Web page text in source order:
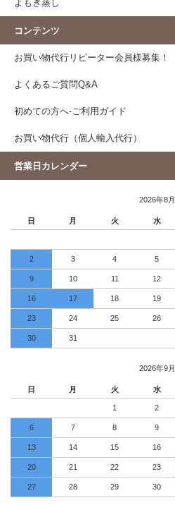
よもぎ蒸し
コンテンツ
お買い物代行リピーター会員様募集！
よくあるご質問Q&A
初めての方へ-ご利用ガイド
お買い物代行（個人輸入代行）
営業日カレンダー
2026年8月
日 月 火 水
2 3 4 5
9 10 11 12
16 17 18 19
23 24 25 26
30 31
2026年9月
日 月 火 水
1 2
6 7 8 9
13 14 15 16
20 21 22 23
27 28 29 30